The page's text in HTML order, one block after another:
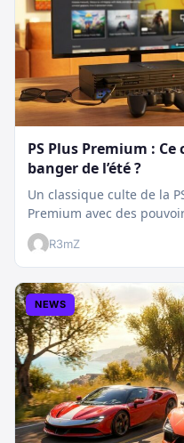
PS Plus Premium :
banger de l’été ?
Un classique culte de la
Premium avec des
boostée.…
R3mZ
NEWS